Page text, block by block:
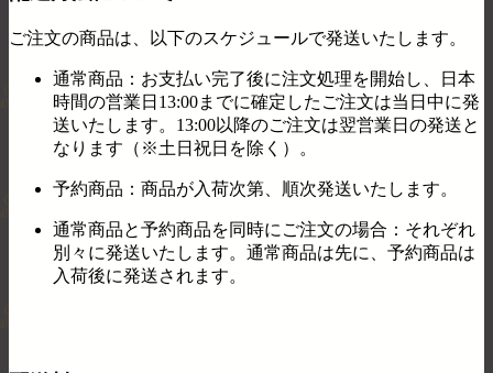
ご注文の商品は、以下のスケジュールで発送いたします。
通常商品：お支払い完了後に注文処理を開始し、日本
時間の営業日13:00までに確定したご注文は当日中に発
送いたします。13:00以降のご注文は翌営業日の発送と
なります（※土日祝日を除く）。
予約商品：商品が入荷次第、順次発送いたします。
通常商品と予約商品を同時にご注文の場合：それぞれ
別々に発送いたします。通常商品は先に、予約商品は
入荷後に発送されます。